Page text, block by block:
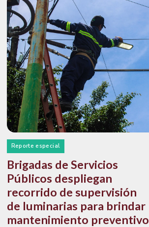
Reporte especial
Brigadas de Servicios
Públicos despliegan
recorrido de supervisión
de luminarias para brindar
mantenimiento preventivo